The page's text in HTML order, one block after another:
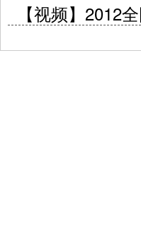
【视频】2012